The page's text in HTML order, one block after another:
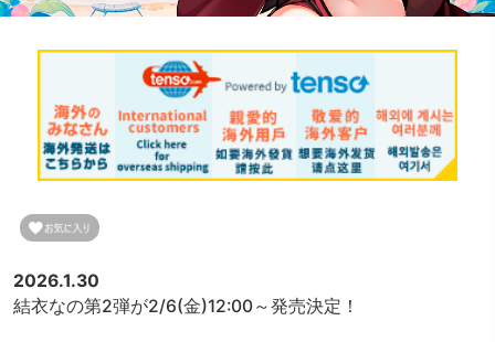
2026.1.30
結衣なの第2弾が2/6(金)12:00～発売決定！